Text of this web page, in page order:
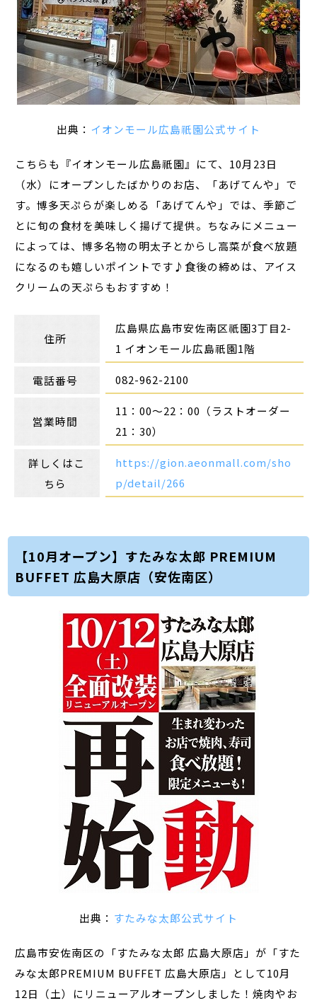
出典： イオンモール広島祇園公式サイト
こちらも『イオンモール広島祇園』にて、10月23日
（水）にオープンしたばかりのお店、「あげてんや」で
す。博多天ぷらが楽しめる「あげてんや」では、季節ご
とに旬の食材を美味しく揚げて提供。ちなみにメニュー
によっては、博多名物の明太子とからし高菜が食べ放題
になるのも嬉しいポイントです♪食後の締めは、アイス
クリームの天ぷらもおすすめ！
住所
広島県広島市安佐南区祇園3丁目2-
1 イオンモール広島祇園1階
電話番号 082-962-2100
営業時間
11：00～22：00（ラストオーダー
21：30）
詳しくはこ
ちら
https://gion.aeonmall.com/sho
p/detail/266
【10月オープン】すたみな太郎 PREMIUM
BUFFET 広島大原店（安佐南区）
出典： すたみな太郎公式サイト
広島市安佐南区の「すたみな太郎 広島大原店」が「すた
みな太郎PREMIUM BUFFET 広島大原店」として10月
12日（土）にリニューアルオープンしました！焼肉やお